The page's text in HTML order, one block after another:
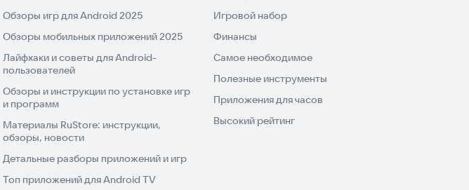
Обзоры игр для Android 2025
Обзоры мобильных приложений 2025
Лайфхаки и советы для Android-
пользователей
Обзоры и инструкции по установке игр
и программ
Материалы RuStore: инструкции,
обзоры, новости
Детальные разборы приложений и игр
Топ приложений для Android TV
Игровой набор
Финансы
Самое необходимое
Полезные инструменты
Приложения для часов
Высокий рейтинг